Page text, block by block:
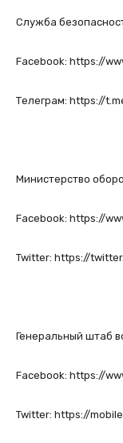
Служба
Facebook: https://
Телеграм: https://
Министерство
Facebook: https://
Twitter: https://
Генеральный штаб
Facebook: https://
Twitter: https://